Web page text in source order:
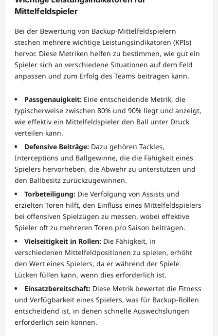
Mittelfeldspieler
Bei der Bewertung von Backup-Mittelfeldspielern
stechen mehrere wichtige Leistungsindikatoren (KPIs)
hervor. Diese Metriken helfen zu bestimmen, wie gut ein
Spieler sich an verschiedene Situationen auf dem Feld
anpassen und zum Erfolg des Teams beitragen kann.
Passgenauigkeit: Eine entscheidende Metrik, die
typischerweise zwischen 80% und 90% liegt und anzeigt,
wie effektiv ein Mittelfeldspieler den Ball unter Druck
verteilen kann.
Defensive Beiträge: Dazu gehören Tackles,
Interceptions und Ballgewinne, die die Fähigkeit eines
Spielers hervorheben, die Abwehr zu unterstützen und
den Ballbesitz zurückzugewinnen.
Torbeteiligung: Die Verfolgung von Assists und
erzielten Toren hilft, den Einfluss eines Mittelfeldspielers
bei offensiven Spielzügen zu messen, wobei effektive
Spieler oft zu mehreren Toren pro Saison beitragen.
Vielseitigkeit in Rollen: Die Fähigkeit, in
verschiedenen Mittelfeldpositionen zu spielen, erhöht
den Wert eines Spielers, da er während der Spiele
Lücken füllen kann, wenn dies erforderlich ist.
Einsatzbereitschaft: Diese Metrik bewertet die Fitness
und Verfügbarkeit eines Spielers, was für Backup-Rollen
entscheidend ist, in denen schnelle Auswechslungen
erforderlich sein können.